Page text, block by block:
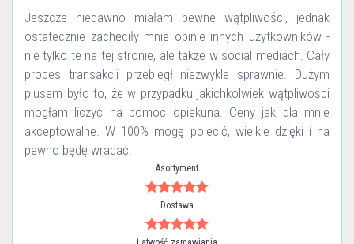
Jeszcze niedawno miałam pewne wątpliwości, jednak
ostatecznie zachęciły mnie opinie innych użytkowników -
nie tylko te na tej stronie, ale także w social mediach. Cały
proces transakcji przebiegł niezwykle sprawnie. Dużym
plusem było to, że w przypadku jakichkolwiek wątpliwości
mogłam liczyć na pomoc opiekuna. Ceny jak dla mnie
akceptowalne. W 100% mogę polecić, wielkie dzięki i na
pewno będę wracać.
Asortyment
Dostawa